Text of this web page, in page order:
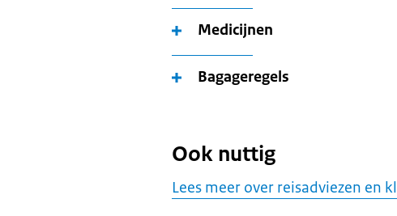
Medicijnen
Bagageregels
Ook nuttig
Lees meer over reisadviezen en